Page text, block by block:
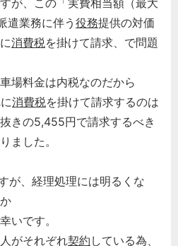
が、この「実費相当額（最大
遣業務に伴う 役務提供の対価
消費税を掛けて請求、で問題
場料金は内税なのだから
消費税を掛けて請求するのは
きの5,455円で請求するべき
ました。
が、経理処理には明るくな
いです。
がそれぞれ契約 している為、